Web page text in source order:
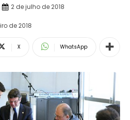
2 de julho de 2018
de 2018
X WhatsApp